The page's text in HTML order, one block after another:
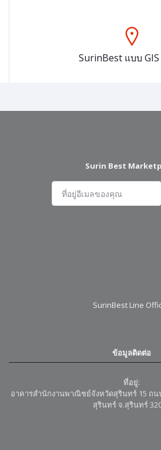
SurinBest แบบ GIS
Surin Best
SurinBest Line
ข้อมูลติดต่อ
ที่อยู่:
อาคารสำนักงานพาณิชย์จังหวัดสุรินทร์ 15 ถน
สุรินทร์ จ.สุรินทร์